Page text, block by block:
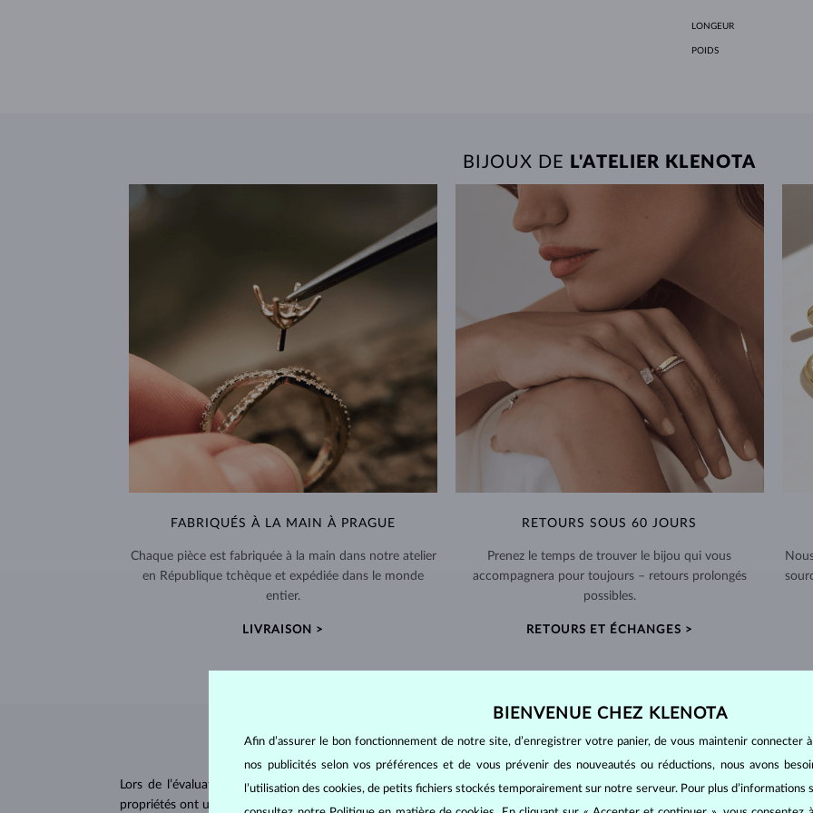
LONGEUR
POIDS
BIJOUX DE L'ATELIER KLENOTA
FABRIQUÉS À LA MAIN À PRAGUE
Chaque pièce est fabriquée à la main dans notre atelier
en République tchèque et expédiée dans le monde
entier.
LIVRAISON >
RETOURS SOUS 60 JOURS
Prenez le temps de trouver le bijou qui vous
accompagnera pour toujours – retours prolongés
possibles.
RETOURS ET ÉCHANGES >
BIJOUX EN DIAMANT
Lors de l’évaluation et de la certification desdiamants, on utilise les 4 paramètres de base, appelés 4C : taille (cut),
propriétés ont un impact majeur sur le prix d’un diamant.
BIENVENUE CHEZ KLENOTA
Afin d’assurer le bon fonctionnement de notre site, d’enregistrer votre panier, de vous maintenir connecter
nos publicités selon vos préférences et de vous prévenir des nouveautés ou réductions, nous avons
l’utilisation des cookies, de petits fichiers stockés temporairement sur notre serveur. Pour plus d’informations